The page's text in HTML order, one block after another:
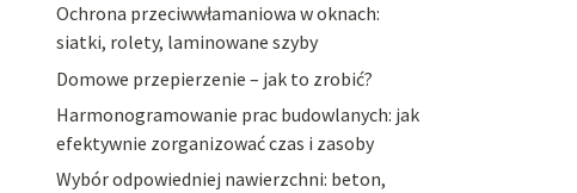
Ochrona przeciwwłamaniowa w oknach:
siatki, rolety, laminowane szyby
Domowe przepierzenie – jak to zrobić?
Harmonogramowanie prac budowlanych: jak
efektywnie zorganizować czas i zasoby
Wybór odpowiedniej nawierzchni: beton,